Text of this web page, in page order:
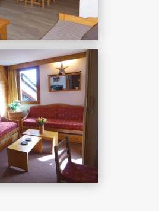
6
slaapkamer en
wc